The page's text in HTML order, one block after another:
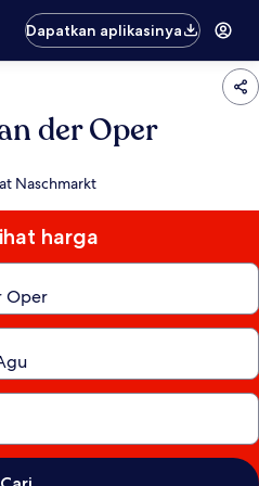
Dapatkan aplikasinya
der Oper
Naschmarkt
harga